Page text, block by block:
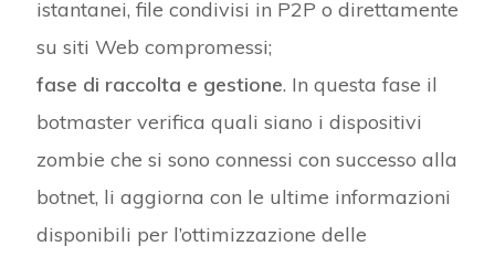
istantanei, file condivisi in P2P o direttamente
su siti Web compromessi;
fase di raccolta e gestione. In questa fase il
botmaster verifica quali siano i dispositivi
zombie che si sono connessi con successo alla
botnet, li aggiorna con le ultime informazioni
disponibili per l’ottimizzazione delle